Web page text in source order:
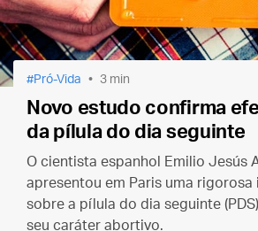
Pró-Vida 3 min
Novo estudo confirma
da pílula do dia seguinte
O cientista espanhol Emilio Jesús
apresentou em Paris uma rigorosa
sobre a pílula do dia seguinte
seu caráter abortivo.